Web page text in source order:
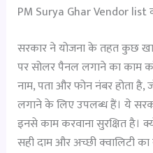
PM Surya Ghar Vendor list
सरकार ने योजना के तहत कुछ
पर सोलर पैनल लगाने का काम
नाम, पता और फोन नंबर होता
लगाने के लिए उपलब्ध हैं। ये
इनसे काम करवाना सुरक्षित है।
सही दाम और अच्छी क्वालिटी का